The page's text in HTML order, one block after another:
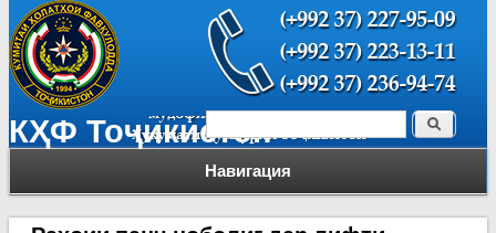
КҲФ Тоҷикистон
Навигация
Форма поиска Поиск